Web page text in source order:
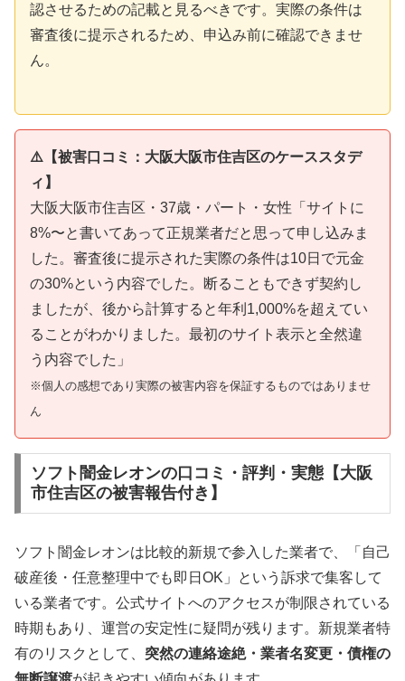
認させるための記載と見るべきです。実際の条件は
審査後に提示されるため、申込み前に確認できませ
ん。
⚠️【被害口コミ：大阪大阪市住吉区のケーススタデ
ィ】
大阪大阪市住吉区・37歳・パート・女性「サイトに
8%〜と書いてあって正規業者だと思って申し込みま
した。審査後に提示された実際の条件は10日で元金
の30%という内容でした。断ることもできず契約し
ましたが、後から計算すると年利1,000%を超えてい
ることがわかりました。最初のサイト表示と全然違
う内容でした」
※個人の感想であり実際の被害内容を保証するものではありませ
ん
ソフト闇金レオンの口コミ・評判・実態【大阪
市住吉区の被害報告付き】
ソフト闇金レオンは比較的新規で参入した業者で、「自己
破産後・任意整理中でも即日OK」という訴求で集客して
いる業者です。公式サイトへのアクセスが制限されている
時期もあり、運営の安定性に疑問が残ります。新規業者特
有のリスクとして、 突然の連絡途絶・業者名変更・債権の